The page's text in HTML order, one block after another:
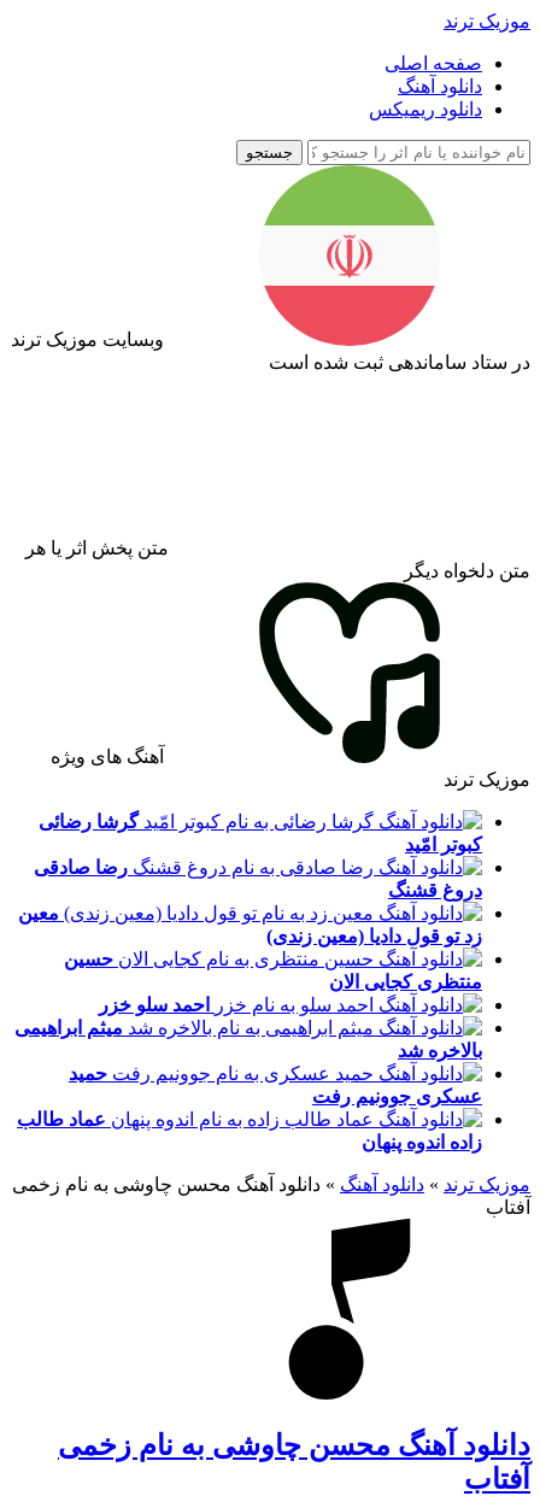
موزیک ترند
صفحه اصلی
دانلود آهنگ
دانلود ریمیکس
جستجو
وبسایت موزیک ترند
در ستاد ساماندهی ثبت شده است
متن پخش اثر یا هر
متن دلخواه دیگر
آهنگ های ویژه
موزیک ترند
گرشا رضائی
کبوتر امّید
رضا صادقی
دروغ قشنگ
معین
زدتو قول دادیا (معین زندی)
حسین
منتظریکجایی الان
احمد سلو خزر
میثم ابراهیمی
بالاخره شد
حمید
عسکری جوونیم رفت
عماد طالب
زاده اندوه پنهان
موزیک ترند » دانلود آهنگ » دانلود آهنگ محسن چاوشی به نام زخمی
آفتاب
دانلود آهنگ محسن چاوشی به نام زخمی
آفتاب